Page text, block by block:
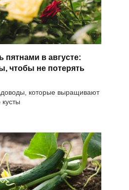
пятнами в августе:
чтобы не потерять
которые выращивают